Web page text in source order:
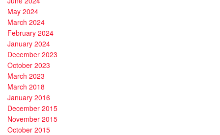
May 2024
March 2024
February 2024
January 2024
December 2023
October 2023
March 2023
March 2018
January 2016
December 2015
November 2015
October 2015